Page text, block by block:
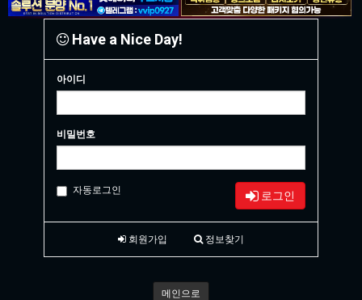
Have a Nice Day!
아이디
비밀번호
자동로그인 로그인
회원가입 정보찾기
메인으로